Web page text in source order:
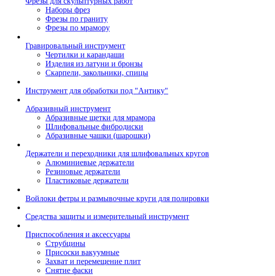
Наборы фрез
Фрезы по граниту
Фрезы по мрамору
Гравировальный инструмент
Чертилки и карандаши
Изделия из латуни и бронзы
Скарпели, закольники, спицы
Инструмент для обработки под "Антику"
Абразивный инструмент
Абразивные щетки для мрамора
Шлифовальные фибродиски
Абразивные чашки (шарошки)
Держатели и переходники для шлифовальных кругов
Алюминиевые держатели
Резиновые держатели
Пластиковые держатели
Войлоки фетры и размывочные круги для полировки
Средства защиты и измерительный инструмент
Приспособления и аксессуары
Струбцины
Присоски вакуумные
Захват и перемещение плит
Снятие фаски